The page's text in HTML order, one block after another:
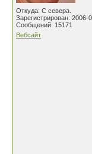
Откуда: С севера.
Зарегистрирован: 2006-
Сообщений: 15171
Вебсайт